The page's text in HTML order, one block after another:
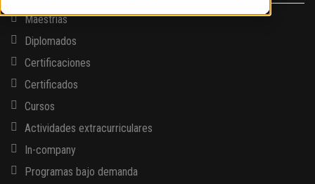
Maestrías
Diplomados
Certificaciones
Certificados
Cursos
Actividades extracurriculares
In-company
Programas bajo demanda